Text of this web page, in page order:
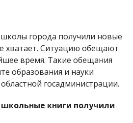
города получили новые
хватает. Ситуацию обещают
время. Такие обещания
образования и науки
госадминистрации.
книги получили